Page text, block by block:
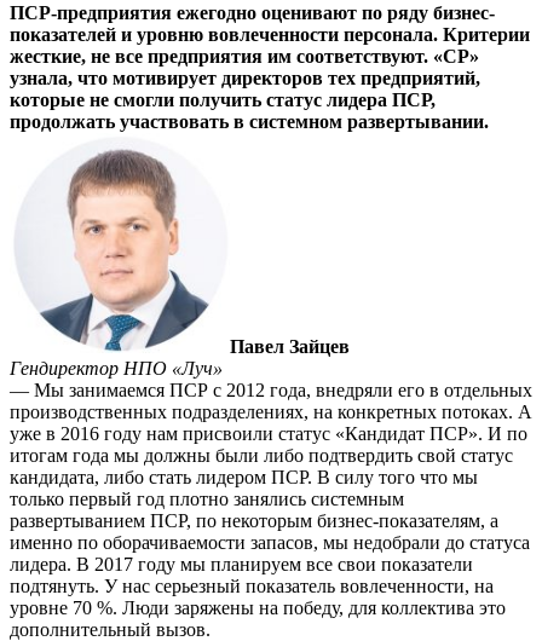
ПСР-предприятия ежегодно оценивают по ряду бизнес-
показателей и уровню вовлеченности персонала. Кри­терии
жесткие, не все предприятия им соответствуют. «СР»
узнала, что мотивирует директоров тех предприя­тий,
которые не смогли получить статус лидера ПСР,
продолжать участвовать в системном развертывании.
Павел Зайцев
Гендиректор НПО «Луч»
— Мы занимаемся ПСР с 2012 года, внедряли его в отдельных
производственных подразделениях, на конкретных потоках. А
уже в 2016 году нам присвоили статус «Кандидат ПСР». И по
итогам года мы дол­жны были либо подтвердить свой статус
кандидата, либо стать лидером ПСР. В силу того что мы
только первый год плотно заня­лись системным
развертыванием ПСР, по некоторым бизнес-пока­зателям, а
именно по оборачи­ваемости запасов, мы недобрали до статуса
лидера. В 2017 году мы планируем все свои показатели
подтянуть. У нас серьезный пока­затель вовлеченности, на
уровне 70 %. Люди заряжены на победу, для коллектива это
дополнитель­ный вызов.